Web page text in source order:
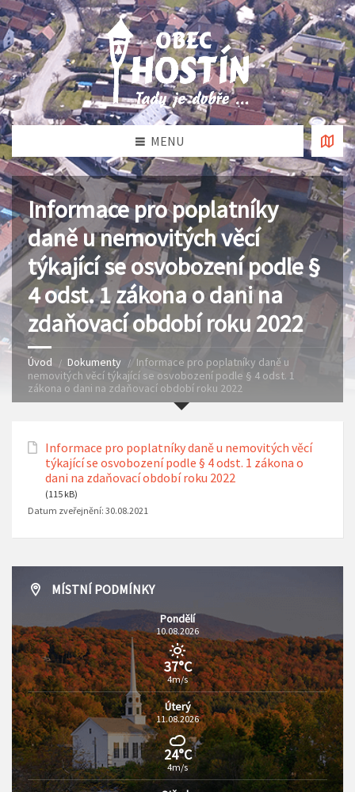
MENU
Informace pro poplatníky
daně u nemovitých věcí
týkající se osvobození podle §
4 odst. 1 zákona o dani na
zdaňovací období roku 2022
Úvod Dokumenty
Informace pro poplatníky daně u
nemovitých věcí týkající se osvobození podle § 4 odst. 1
zákona o dani na zdaňovací období roku 2022
Informace pro poplatníky daně u nemovitých věcí
týkající se osvobození podle § 4 odst. 1 zákona o
dani na zdaňovací období roku 2022
(115 kB)
Datum zveřejnění: 30.08.2021
MÍSTNÍ PODMÍNKY
Pondělí
10.08.2026
37°C
4m/s
Úterý
11.08.2026
24°C
4m/s